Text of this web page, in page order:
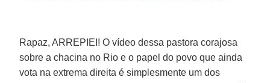
Rapaz, ARREPIEI! O vídeo dessa pastora corajosa
sobre a chacina no Rio e o papel do povo que ainda
vota na extrema direita é simplesmente um dos